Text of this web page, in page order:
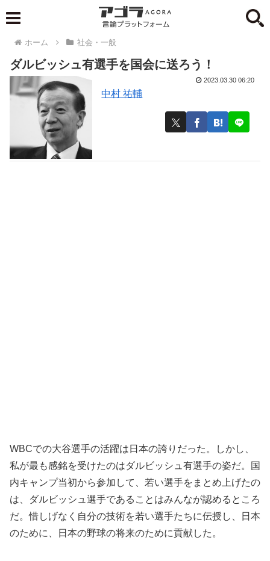
ホーム 社会・一般
ダルビッシュ有選手を国会に送ろう！
中村 祐輔
2023.03.30 06:20
WBCでの大谷選手の活躍は日本の誇りだった。しかし、
私が最も感銘を受けたのはダルビッシュ有選手の姿だ。国
内キャンプ当初から参加して、若い選手をまとめ上げたの
は、ダルビッシュ選手であることはみんなが認めるところ
だ。惜しげなく自分の技術を若い選手たちに伝授し、日本
のために、日本の野球の将来のために貢献した。